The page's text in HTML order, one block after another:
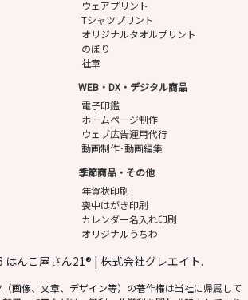
ウェアプリント
Tシャツプリント
オリジナルタオルプリント
のぼり
社章
WEB・DX・デジタル商品
電子印鑑
ホームページ制作
ウェブ広告運用代行
動画制作･動画編集
季節商品・その他
年賀状印刷
喪中はがき印刷
カレンダー名入れ印刷
オリジナルうちわ
んこ屋さん21® | 株式会社グレエイト.
画像、文章、デザイン等）の著作権は当社に帰属して